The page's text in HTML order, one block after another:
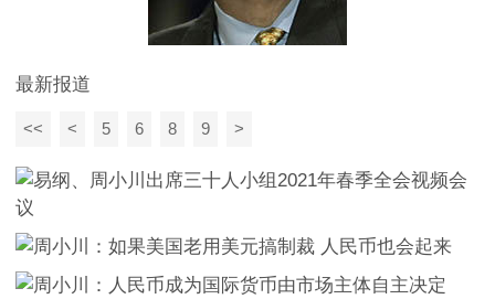
最新报道
<< < 5 6 8 9 >